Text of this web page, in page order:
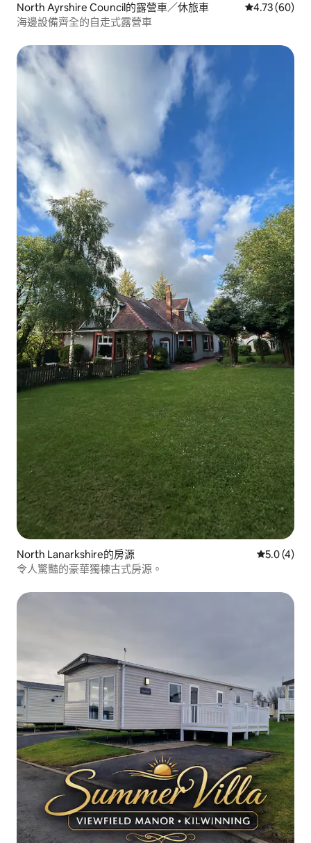
North Ayrshire Council的露營車／休旅車 從 60 則評價
4.73 (60)
海邊設備齊全的自走式露營車
North Lanarkshire的房源 從 4 則評
5.0 (4)
令人驚豔的豪華獨棟古式房源。